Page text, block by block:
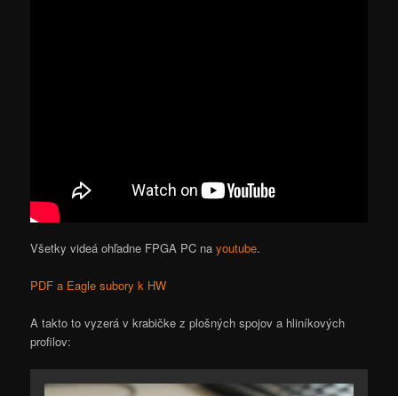
Všetky videá ohľadne FPGA PC na youtube.
PDF a Eagle subory k HW
A takto to vyzerá v krabičke z plošných spojov a hliníkových
profilov: